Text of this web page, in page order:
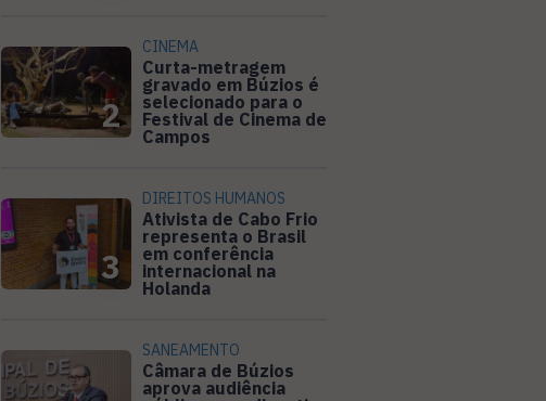
2
CINEMA
Curta-metragem
gravado em Búzios é
selecionado para o
Festival de Cinema de
Campos
3
DIREITOS HUMANOS
Ativista de Cabo Frio
representa o Brasil
em conferência
internacional na
Holanda
SANEAMENTO
Câmara de Búzios
aprova audiência